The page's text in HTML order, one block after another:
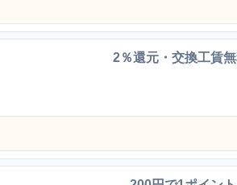
2％還元・交換工賃